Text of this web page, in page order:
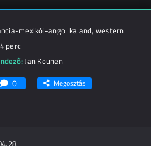
mexikói-angol kaland, western
perc
Jan Kounen
0 Megosztás